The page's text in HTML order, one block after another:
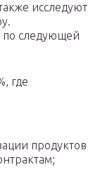
исследуют
по следующей
где
продуктов